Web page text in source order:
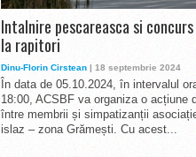
Intalnire pescareasca si
la rapitori
Dinu-Florin Cirstean | 18 septembrie 2024
În data de 05.10.2024, în intervalul
18:00, ACSBF va organiza o acțiune
între membrii și simpatizanții
islaz – zona Grămești. Cu acest...